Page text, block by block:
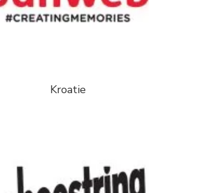
Kroatie